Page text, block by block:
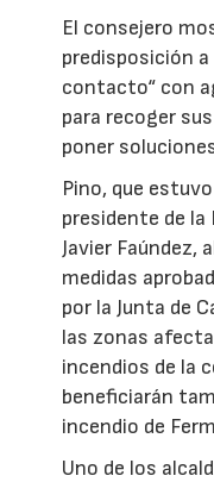
El consejero
predisposición
contacto“ con
para recoger
poner
Pino, que
presidente de la
Javier Faúndez,
medidas
por la Junta de
las zonas
incendios de la
beneficiarán
incendio de
Uno de los